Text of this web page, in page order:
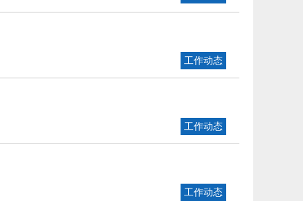
工作动态
工作动态
工作动态